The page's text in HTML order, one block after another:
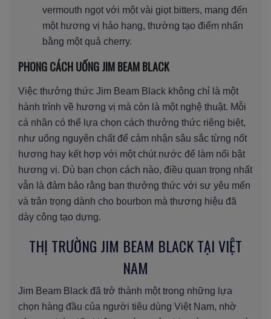
vermouth ngọt với một vài giọt bitters, mang đến
một hương vị hảo hạng, thường tạo điểm nhấn
bằng một quả cherry.
PHONG CÁCH UỐNG JIM BEAM BLACK
Việc thưởng thức Jim Beam Black không chỉ là một
hành trình về hương vị mà còn là một nghệ thuật. Mỗi
cá nhân có thể lựa chọn cách thưởng thức riêng biệt,
như uống nguyên chất để cảm nhận sâu sắc từng nốt
hương hay kết hợp với một chút nước để làm nổi bật
hương vị. Dù bạn chọn cách nào, điều quan trọng nhất
vẫn là đảm bảo rằng bạn thưởng thức với sự yêu mến
và trân trọng dành cho bourbon mà thương hiệu đã
dày công tạo dựng.
THỊ TRƯỜNG JIM BEAM BLACK TẠI VIỆT
NAM
Jim Beam Black đã trở thành một trong những lựa
chọn hàng đầu của người tiêu dùng Việt Nam, nhờ